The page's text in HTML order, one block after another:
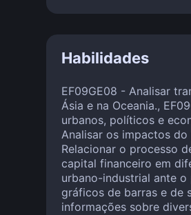
Habilidades
EF09GE08 - Analisar
Ásia e na Oceania.,
urbanos, políticos e
Analisar os impactos
Relacionar o processo
capital financeiro em
urbano-industrial ante o
gráficos de barras e de
informações sobre